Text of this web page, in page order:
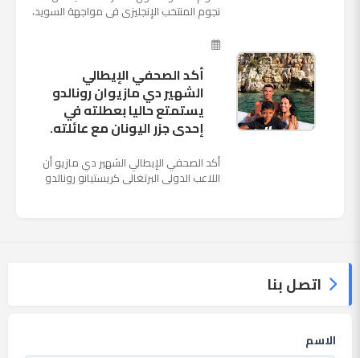
نجوم المنتخب الإنجليزى فى مواجهة السويد،
ملعب "كوزموس آ...
أكد الصحفي الإيطالي
الشهير دي مازيوان رونالدو
يستمتع حاليا بعطلته في
إحدى جزر اليونان مع عائلته.
أكد الصحفي الإيطالي الشهير دي مازيو أن
اللاعب الدولي البرتغالي كريستيانو رونالدو
اتصل بنا
الاسم